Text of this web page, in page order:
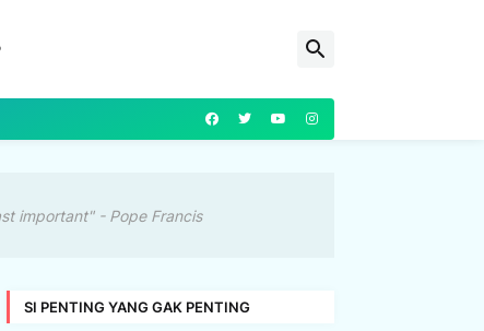
important" - Pope Francis
SI PENTING YANG GAK PENTING